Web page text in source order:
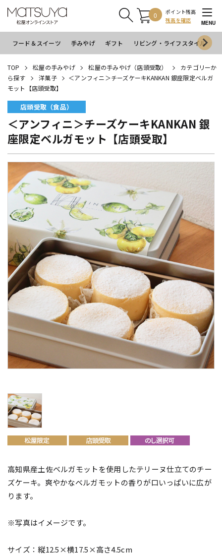
0
ポイント残高
残高を確認
MENU
フード＆スイーツ 手みやげ ギフト リビング・ライフスタイル
TOP 松屋の手みやげ 松屋の手みやげ（店頭受取）
カテゴリーか
ら探す
洋菓子
＜アンフィニ＞チーズケーキKANKAN 銀座限定ベルガ
モット【店頭受取】
店頭受取（食品）
＜アンフィニ＞チーズケーキKANKAN 銀
座限定ベルガモット【店頭受取】
高知県産土佐ベルガモットを使用したテリーヌ仕立てのチー
ズケーキ。爽やかなベルガモットの香りが口いっぱいに広が
ります。
※写真はイメージです。
サイズ：縦12.5×横17.5×高さ4.5cm